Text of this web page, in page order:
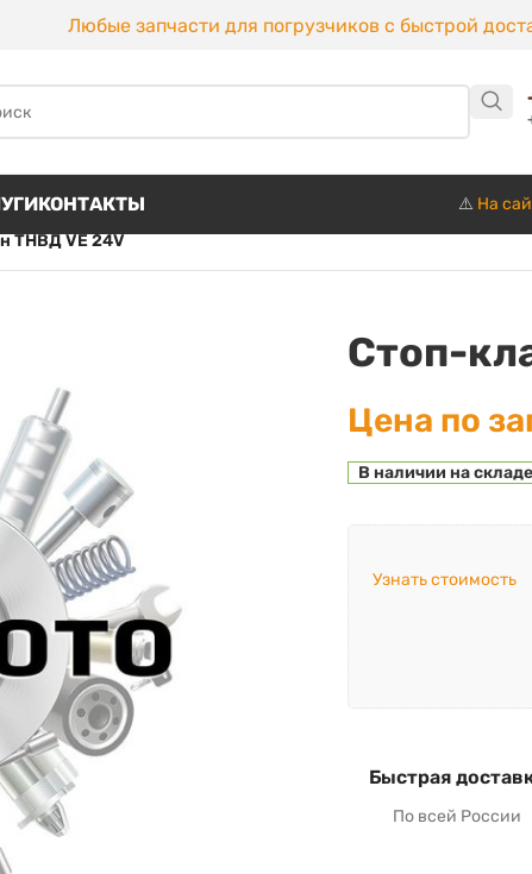
Любые запчасти для погрузчиков с быстрой
КОНТАКТЫ ⚠️ На
ТНВД VE 24V
Стоп-
Цена по
В наличии на складе
Узнать стоимость
Быстрая
По всей России